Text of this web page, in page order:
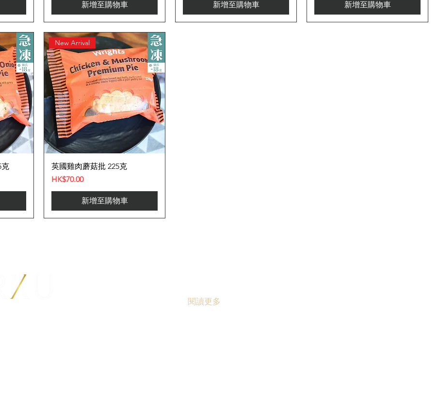
新增至購物車 新增至購物車 新增至購物車
克
New Arrival
英國雞肉蘑菇批 225克
價格
HK$70.00
新增至購物車
閱讀更多